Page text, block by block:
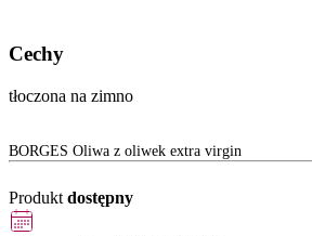
Cechy
tłoczona na zimno
BORGES Oliwa z oliwek extra virgin
Produkt dostępny